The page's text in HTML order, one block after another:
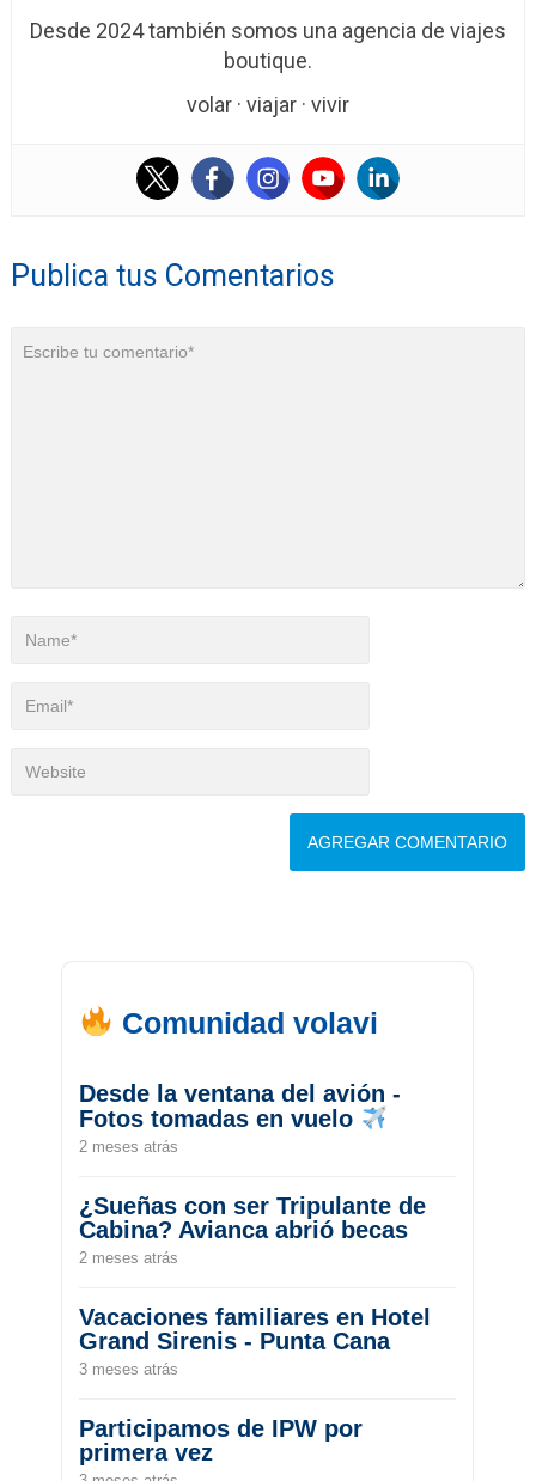
Desde 2024 también somos una agencia de viajes
boutique.
volar · viajar · vivir
Publica tus Comentarios
Comunidad volavi
Desde la ventana del avión -
Fotos tomadas en vuelo
2 meses atrás
¿Sueñas con ser Tripulante de
Cabina? Avianca abrió becas
2 meses atrás
Vacaciones familiares en Hotel
Grand Sirenis - Punta Cana
3 meses atrás
Participamos de IPW por
primera vez